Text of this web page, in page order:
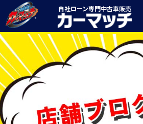
自社ローン専門中古車販売